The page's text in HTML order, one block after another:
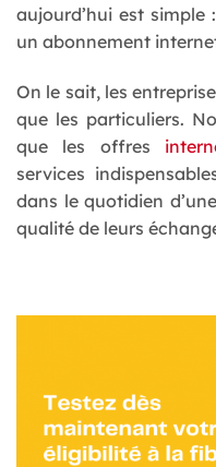
aujourd’hui est
un abonnement
On le sait, les
que les particuliers.
que les offres
services
dans le quotidien
qualité de leurs